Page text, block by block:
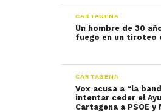
CARTAGENA
Un hombre de 30
fuego en un tiroteo
CARTAGENA
Vox acusa a “la
intentar ceder el
Cartagena a PSOE y